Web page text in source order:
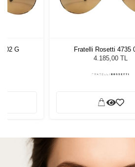
02 G
Fratelli Rosetti 4735
4.185,00 TL